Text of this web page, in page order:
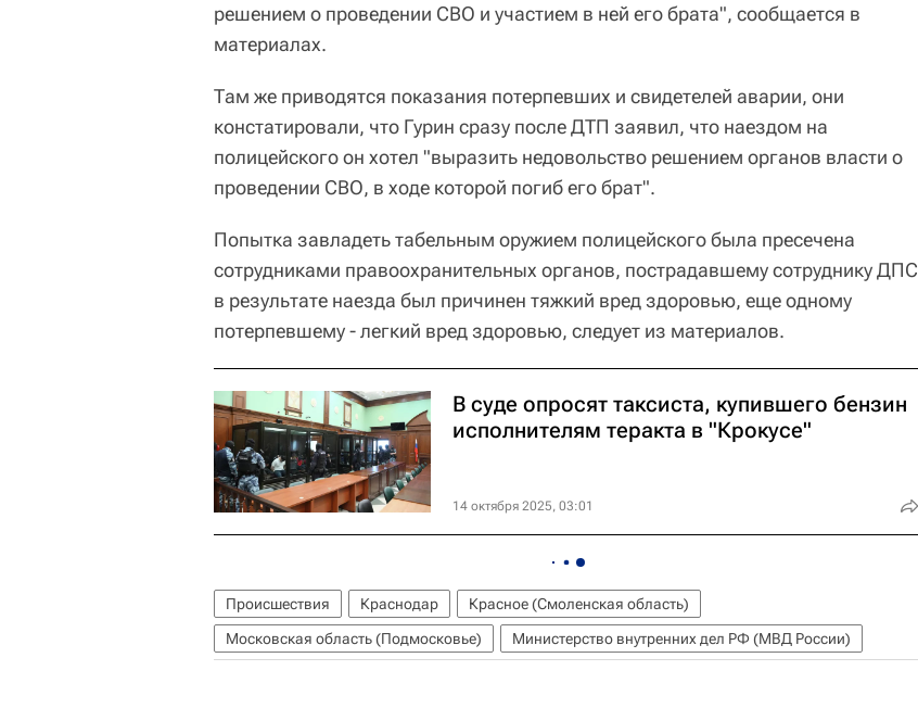
решением о проведении СВО и участием в ней его брата", сообщается в
материалах.
Там же приводятся показания потерпевших и свидетелей аварии, они
констатировали, что Гурин сразу после ДТП заявил, что наездом на
полицейского он хотел "выразить недовольство решением органов власти о
проведении СВО, в ходе которой погиб его брат".
Попытка завладеть табельным оружием полицейского была пресечена
сотрудниками правоохранительных органов, пострадавшему сотруднику ДПС
в результате наезда был причинен тяжкий вред здоровью, еще одному
потерпевшему - легкий вред здоровью, следует из материалов.
В суде опросят таксиста, купившего бензин
исполнителям теракта в "Крокусе"
14 октября 2025, 03:01
Происшествия Краснодар
Красное (Смоленская область)
Московская область (Подмосковье)
Министерство внутренних дел РФ (МВД России)